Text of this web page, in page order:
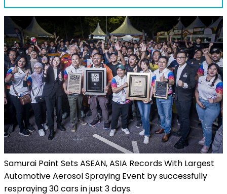
Samurai Paint Sets ASEAN, ASIA Records With Largest
Automotive Aerosol Spraying Event by successfully
respraying 30 cars in just 3 days.